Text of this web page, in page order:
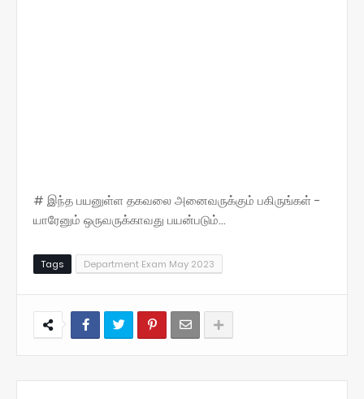
# இந்த பயனுள்ள தகவலை அனைவருக்கும் பகிருங்கள் -
யாரேனும் ஒருவருக்காவது பயன்படும்...
Tags Department Exam May 2023